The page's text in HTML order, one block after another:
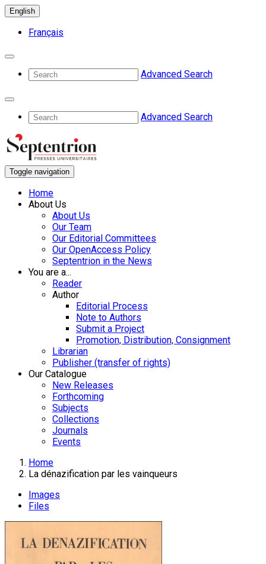
English
Français
Advanced Search
Advanced Search
Toggle navigation
Home
About Us
About Us
Our Team
Our Editorial Committees
Our OpenAccess Policy
Septentrion in the News
You are a...
Reader
Author
Editorial Process
Note to Authors
Submit a Project
Promotion, Distribution, Consignment
Librarian
Publisher (transfer of rights)
Our Catalogue
New Releases
Forthcoming
Subjects
Collections
Journals
Events
Home
La dénazification par les vainqueurs
Images
Files